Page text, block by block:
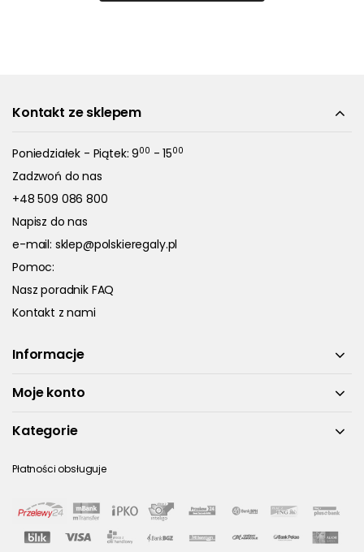
Kontakt ze sklepem
Poniedziałek - Piątek: 900 - 1500
Zadzwoń do nas
+48 509 086 800
Napisz do nas
e-mail: sklep@polskieregaly.pl
Pomoc:
Nasz poradnik FAQ
Kontakt z nami
Informacje
Moje konto
Kategorie
Płatności obsługuje